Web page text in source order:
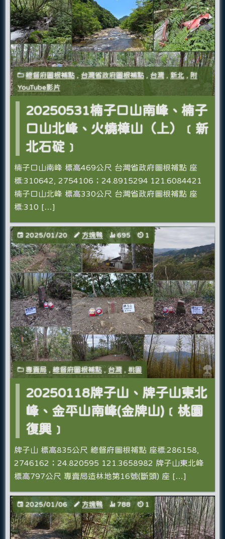
總督府圖根補點,台灣省政府圖根補點 ,台灣 ,新北 ,附
YouTube影片
20250531楠子口山南峰、楠子
口山北峰、火燒樟山（上）﹝新
北石碇﹞
楠子口山南峰 標高469公尺 台灣省政府圖根補點 座
標:310642, 2754106；24.8915294 121.6084421
楠子口山北峰 標高330公尺 台灣省政府圖根補點 座
標:310 […]
2025/01/20 方塊鴨 695 1
專賣局 ,總督府圖根補點,台灣 , 桃園
20250118牌子山、牌子山東北
峰、金平山南峰(金牌山)﹝桃園
復興﹞
牌子山 標高835公尺 總督府圖根補點 座標:286158,
2746162；24.820595 121.3658982 牌子山東北峰
標高797公尺 專賣局造林地第16號(斷頭) 座 […]
2025/01/06 方塊鴨 788 1